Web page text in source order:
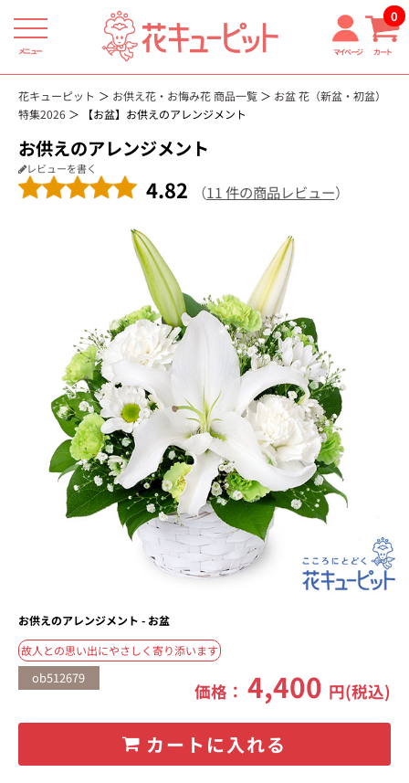
メニュー マイページ カート
0
花キューピット お供え花・お悔み花 商品一覧
お盆 花（新盆・初盆）
特集2026
【お盆】お供えのアレンジメント
お供えのアレンジメント
レビューを書く
4.82 （11 件の商品レビュー）
お供えのアレンジメント - お盆
故人との思い出にやさしく寄り添います
ob512679
価格：4,400 円(税込)
カートに入れる